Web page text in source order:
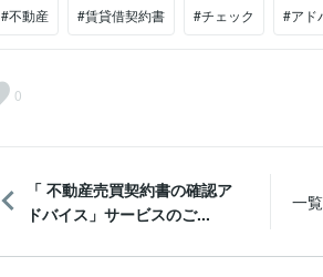
#不動産 #賃貸借契約書 #チェック #アド
0
「 不動産売買契約書の確認ア
ドバイス」サービスのご...
一